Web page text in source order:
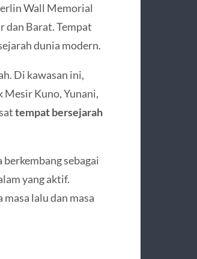
Wall Memorial
dan Barat. Tempat
dunia modern.
Di kawasan ini,
Mesir Kuno, Yunani,
tempat bersejarah
sebagai
yang aktif.
lalu dan masa